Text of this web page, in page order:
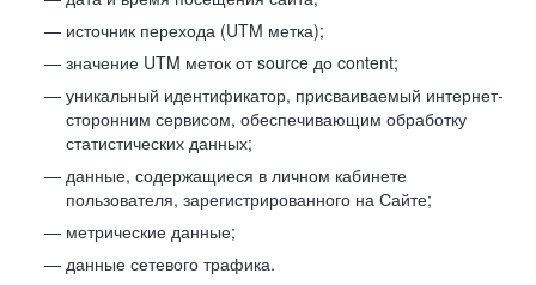
источник перехода (UTM метка);
значение UTM меток от source до content;
уникальный идентификатор, присваиваемый интернет-
сторонним сервисом, обеспечивающим обработку
статистических данных;
данные, содержащиеся в личном кабинете
пользователя, зарегистрированного на Сайте;
метрические данные;
данные сетевого трафика.